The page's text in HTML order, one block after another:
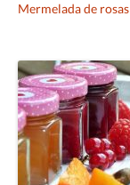
Mermelada de rosas